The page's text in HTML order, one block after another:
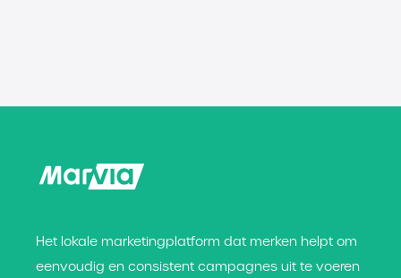
Het lokale marketingplatform dat merken helpt om
eenvoudig en consistent campagnes uit te voeren